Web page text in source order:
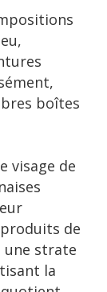
boîtes
visage de
produits de
une strate
la